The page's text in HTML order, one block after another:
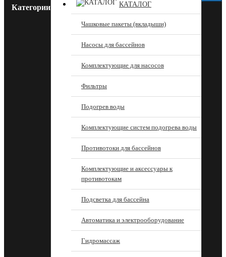
Категории КАТАЛОГ
Чашковые пакеты (вкладыши)
Насосы для бассейнов
Комплектующие для насосов
Фильтры
Подогрев воды
Комплектующие систем подогрева воды
Противотоки для бассейнов
Комплектующие и аксессуары к
противотокам
Подсветка для бассейна
Автоматика и электрооборудование
Гидромассаж